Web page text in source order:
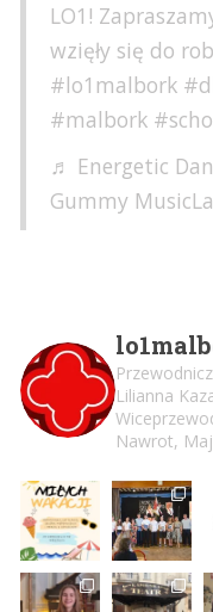
LO1!
wzięły się do
#lo1malbork
#malbork
♬ Energetic
Gummy
Lilianna
Nawrot,